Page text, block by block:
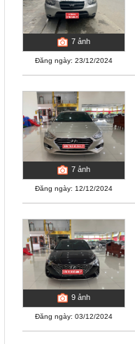
7 ảnh
Đăng ngày: 23/12/2024
7 ảnh
Đăng ngày: 12/12/2024
9 ảnh
Đăng ngày: 03/12/2024